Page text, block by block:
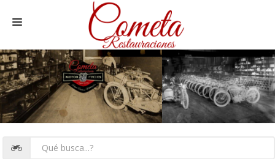
HOME
MOTOS NACIONALES Y OTRAS
REC. MOTOS